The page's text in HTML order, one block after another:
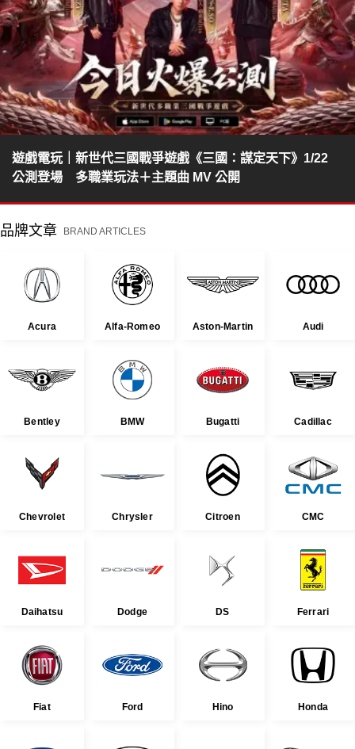
遊戲電玩｜新世代三國戰爭遊戲《三國：謀定天下》1/22
公測登場 多職業玩法＋主題曲 MV 公開
品牌文章 BRAND ARTICLES
Acura Alfa-Romeo Aston-Martin Audi
Bentley BMW Bugatti Cadillac
Chevrolet Chrysler Citroen CMC
Daihatsu Dodge DS Ferrari
Fiat Ford Hino Honda